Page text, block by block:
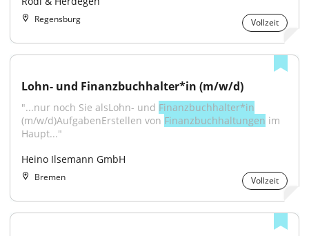
Regensburg Vollzeit
Lohn- und Finanzbuchhalter*in (m/w/d)
"...nur noch Sie alsLohn- und Finanzbuchhalter*in
(m/w/d)AufgabenErstellen von Finanzbuchhaltungen im
Haupt..."
Heino Ilsemann GmbH
Bremen Vollzeit